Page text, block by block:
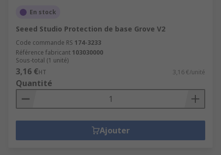
En stock
Seeed Studio Protection de base Grove V2
Code commande RS 174-3233
Référence fabricant 103030000
Sous-total (1 unité)
3,16 €HT 3,16 €/unité
Quantité
Ajouter